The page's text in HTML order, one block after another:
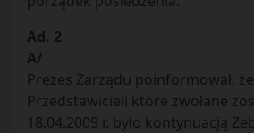
Ad. 2
A/
Prezes Zarządu poinformował,
Przedstawicieli które zwołane
18.04.2009 r. było kontynuacją